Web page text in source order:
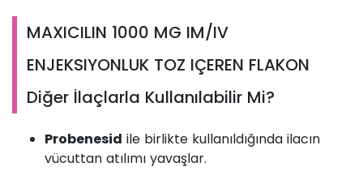
MAXICILIN 1000 MG IM/IV
ENJEKSIYONLUK TOZ IÇEREN FLAKON
Diğer İlaçlarla Kullanılabilir Mi?
Probenesid ile birlikte kullanıldığında ilacın
vücuttan atılımı yavaşlar.